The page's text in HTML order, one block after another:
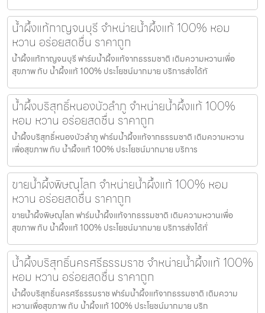
น้ำผึ้งแท้กาญจนบุรี จำหน่ายน้ำผึ้งแท้ 100% หอม
หวาน อร่อยสดชื่น ราคาถูก
น้ำผึ้งแท้กาญจนบุรี ฟาร์มน้ำผึ้งแท้จากธรรมชาติ เติมความหวานเพื่อ
สุขภาพ กับ น้ำผึ้งแท้ 100% ประโยชน์มากมาย บริการส่งได้ทั
น้ำผึ้งบริสุทธิ์หนองบัวลำภู จำหน่ายน้ำผึ้งแท้ 100%
หอม หวาน อร่อยสดชื่น ราคาถูก
น้ำผึ้งบริสุทธิ์หนองบัวลำภู ฟาร์มน้ำผึ้งแท้จากธรรมชาติ เติมความหวาน
เพื่อสุขภาพ กับ น้ำผึ้งแท้ 100% ประโยชน์มากมาย บริการ
ขายน้ำผึ้งพิษณุโลก จำหน่ายน้ำผึ้งแท้ 100% หอม
หวาน อร่อยสดชื่น ราคาถูก
ขายน้ำผึ้งพิษณุโลก ฟาร์มน้ำผึ้งแท้จากธรรมชาติ เติมความหวานเพื่อ
สุขภาพ กับ น้ำผึ้งแท้ 100% ประโยชน์มากมาย บริการส่งได้ทั่
น้ำผึ้งบริสุทธิ์นครศรีธรรมราช จำหน่ายน้ำผึ้งแท้ 100%
หอม หวาน อร่อยสดชื่น ราคาถูก
น้ำผึ้งบริสุทธิ์นครศรีธรรมราช ฟาร์มน้ำผึ้งแท้จากธรรมชาติ เติมความ
หวานเพื่อสุขภาพ กับ น้ำผึ้งแท้ 100% ประโยชน์มากมาย บริก